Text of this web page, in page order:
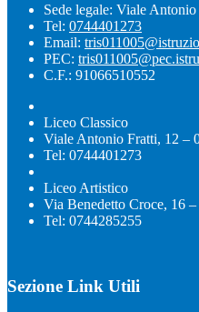
Sede legale: Viale
Tel: 0744401273
Email:
PEC:
C.F.: 91066510552
Liceo Classico
Viale Antonio Fratti, 12 –
Tel: 0744401273
Liceo Artistico
Via Benedetto Croce, 16
Tel: 0744285255
Sezione Link Utili